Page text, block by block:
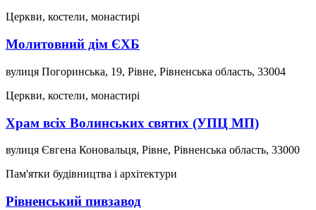
Церкви, костели, монастирі
Молитовний дім ЄХБ
вулиця Погоринська, 19, Рівне, Рівненська область, 33004
Церкви, костели, монастирі
Храм всіх Волинських святих (УПЦ МП)
вулиця Євгена Коновальця, Рівне, Рівненська область, 33000
Пам'ятки будівництва і архітектури
Рівненський пивзавод